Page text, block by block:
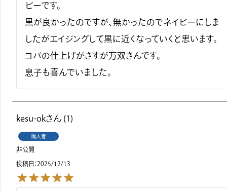
ビーです。
黒が良かったのですが、無かったのでネイビーにしま
したがエイジングして黒に近くなっていくと思います。
コバの仕上げがさすが万双さんです。
息子も喜んでいました。
kesu-ok 1
購入者
非公開
投稿日 2025/12/13